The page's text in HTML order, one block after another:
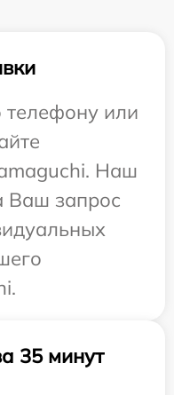
телефону или
Наш
Ваш запрос
35 минут